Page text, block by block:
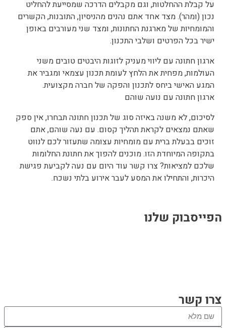
קבלת ההחלטות, וגם מקבלים הדרכה שמסייעת להחליט
(ומהר). מצד אחד אתם נהנים מהניסיון, התובנות, הקשרים
של מארגנת החתונות, ומצד שני מעורבים באופן
בכל הפרטים ושלבי התכנון.
חתונה עם ליווי מעניק לזוגות היבטים טובים משני
מפחית את הלחץ לעומת תכנון עצמאי ומגביר את
האישי ביחס לתכנון והפקה של חברה מקצועית.
חתונה עם נועה שוהם
לא משנה באיזה סוג של תכנון חתונה תבחרו, אין ספק
נמצאים לקראת תהליך קסום. עם נעה שוהם, אתם
בבעלת ברית עם מומחיות עצומה שתעזור לכם לנווט
המיוחדת הזו. מוכנים להפוך את חתונת החלומות
למציאות? צרו קשר עוד היום עם נעה לקביעת פגישת
והתחילו את המסע לעבר אירוע בלתי נשכח.
שלנו
קשר